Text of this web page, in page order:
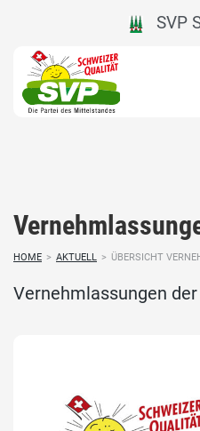
SVP
HOME > AKTUELL > ÜBERSICHT
Vernehmlassungen